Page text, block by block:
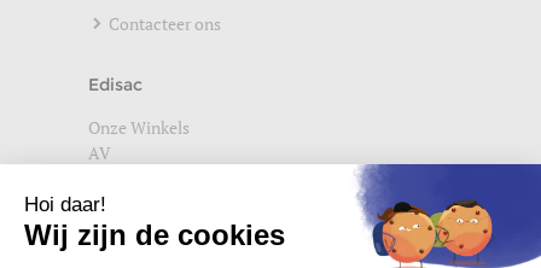
Contacteer ons
Edisac
Onze Winkels
AV
Wettelijke vermeldingen
Privacybeleid
Setup Cookies